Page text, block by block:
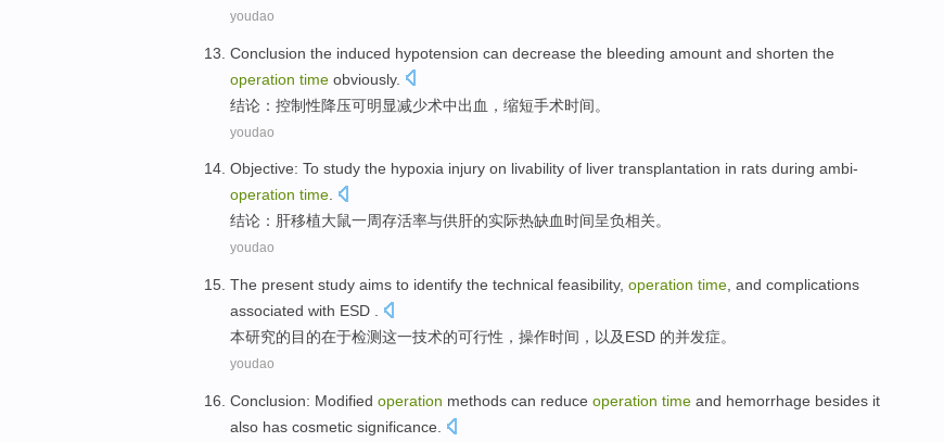
youdao
Conclusion the induced hypotension can decrease the bleeding amount and shorten the
operation time obviously.
结论 ： 控制性降压可明显减少术中出血， 缩短手术时间。
youdao
Objective: To study the hypoxia injury on livability of liver transplantation in rats during ambi-
operation time.
结论 ： 肝移植大鼠一周存活率与供肝的实际热缺血时间呈负相关。
youdao
The present study aims to identify the technical feasibility, operation time and complications
associated with ESD
本研究的目的在于检测这一技术的可行性 ， 操作时间 ， 以及ESD 的并发症。
youdao
Conclusion: Modified operation methods can reduce operation time and hemorrhage besides it
also has cosmetic significance